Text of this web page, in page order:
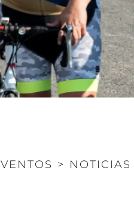
> NOTICIAS